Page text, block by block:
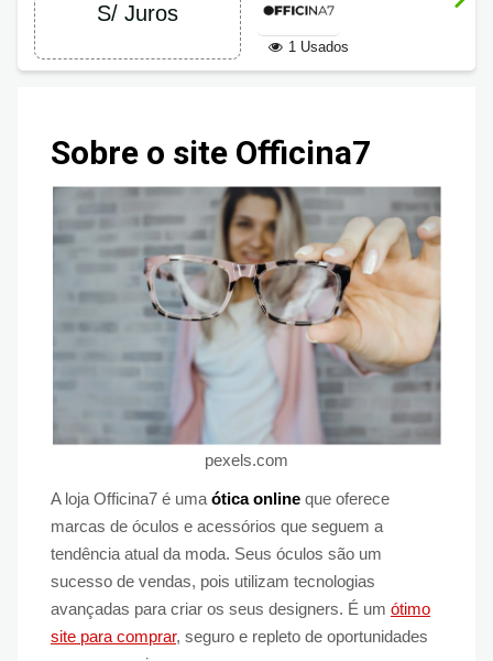
S/ Juros
1 Usados
Sobre o site Officina7
pexels.com
A loja Officina7 é uma ótica online que oferece
marcas de óculos e acessórios que seguem a
tendência atual da moda. Seus óculos são um
sucesso de vendas, pois utilizam tecnologias
avançadas para criar os seus designers. É um ótimo
site para comprar, seguro e repleto de oportunidades